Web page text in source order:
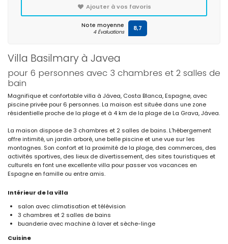
Villa Basilmary à Javea
pour 6 personnes avec 3 chambres et 2 salles de
bain
Magnifique et confortable villa à Jávea, Costa Blanca, Espagne, avec
piscine privée pour 6 personnes. La maison est située dans une zone
résidentielle proche de la plage et à 4 km de la plage de La Grava, Jávea.
La maison dispose de 3 chambres et 2 salles de bains. L'hébergement
offre intimité, un jardin arboré, une belle piscine et une vue sur les
montagnes. Son confort et la proximité de la plage, des commerces, des
activités sportives, des lieux de divertissement, des sites touristiques et
culturels en font une excellente villa pour passer vos vacances en
Espagne en famille ou entre amis.
Intérieur de la villa
salon avec climatisation et télévision
3 chambres et 2 salles de bains
buanderie avec machine à laver et sèche-linge
Cuisine
Ajouter à vos favoris
Note moyenne
4 Évaluations 8,7